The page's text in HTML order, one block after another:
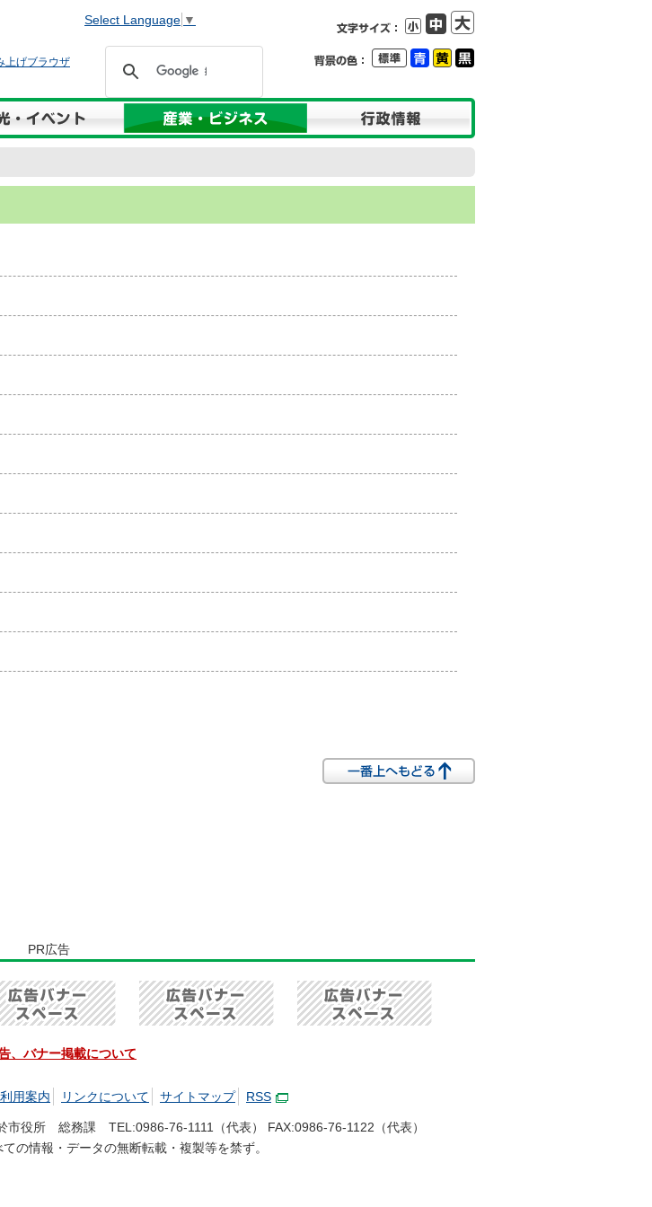
上げブラウザ
Select Language ▼
PR広告
、バナー掲載について
用案内 リンクについて サイトマップ RSS
市役所 総務課 TEL:0986-76-1111
（代表） FAX:0986-76-1122（代表）
の情報・データの無断転載・複製等を禁ず。